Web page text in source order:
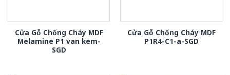
Cửa Gỗ Chống Cháy MDF
Melamine P1 van kem-
SGD
Cửa Gỗ Chống Cháy MDF
P1R4-C1-a-SGD